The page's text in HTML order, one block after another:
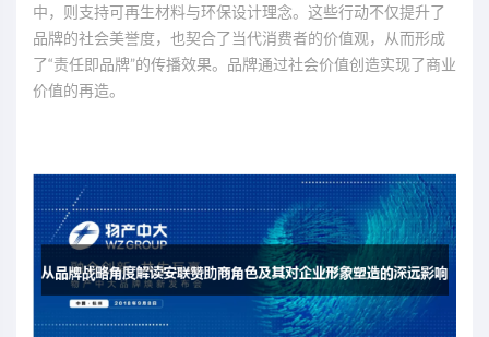
中，则支持可再生材料与环保设计理念。这些行动不仅提升了
品牌的社会美誉度，也契合了当代消费者的价值观，从而形成
了“责任即品牌”的传播效果。品牌通过社会价值创造实现了商业
价值的再造。